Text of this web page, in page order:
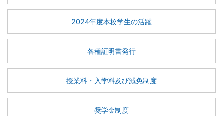
2024年度本校学生の活躍
各種証明書発行
授業料・入学料及び減免制度
奨学金制度